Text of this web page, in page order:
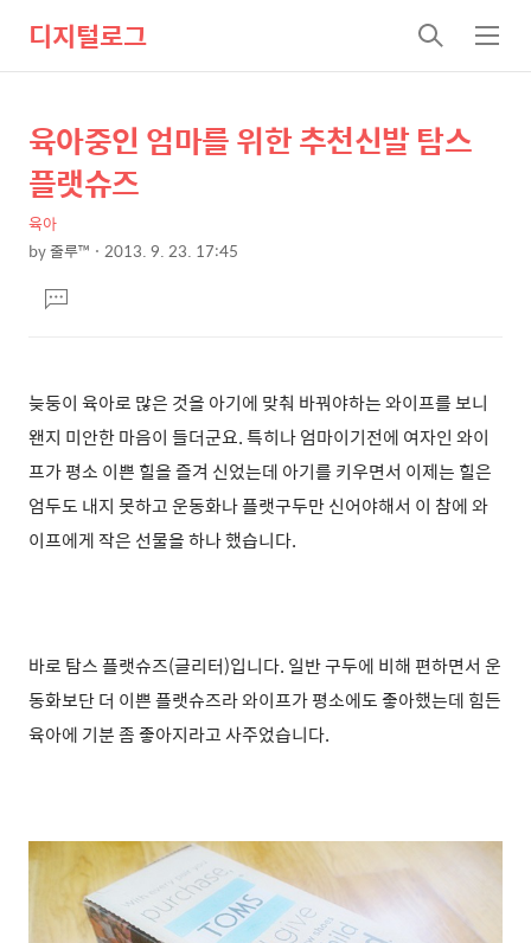
디지털로그
검
색
메
뉴
상
세
컨
텐
본
문
제
목
육아중인 엄마를 위한 추천신발 탐스
플랫슈즈
육아
by줄루™ 2013. 9. 23. 17:45
문댓
글
늦둥이 육아로 많은 것을 아기에 맞춰 바꿔야하는 와이프를 보니
왠지 미안한 마음이 들더군요. 특히나 엄마이기전에 여자인 와이
프가 평소 이쁜 힐을 즐겨 신었는데 아기를 키우면서 이제는 힐은
엄두도 내지 못하고 운동화나 플랫구두만 신어야해서 이 참에 와
이프에게 작은 선물을 하나 했습니다.
바로 탐스 플랫슈즈(글리터)입니다. 일반 구두에 비해 편하면서 운
동화보단 더 이쁜 플랫슈즈라 와이프가 평소에도 좋아했는데 힘든
육아에 기분 좀 좋아지라고 사주었습니다.